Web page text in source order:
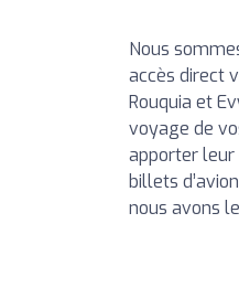
Nous
accès direct
Rouquia et
voyage de
apporter leur
billets
nous avons